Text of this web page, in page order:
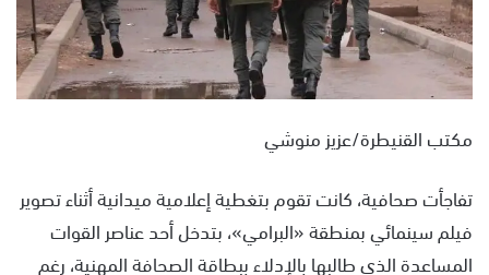
ل
ك
ت
ر
مكتب القنيطرة/عزيز منوشي
تفاجأت صحافية، كانت تقوم بتغطية إعلامية ميدانية أثناء تصوير
فيلم سينمائي بمنطقة «البرامي»، بتدخل أحد عناصر القوات
المساعدة الذي طالبها بالإدلاء ببطاقة الصحافة المهنية، رغم